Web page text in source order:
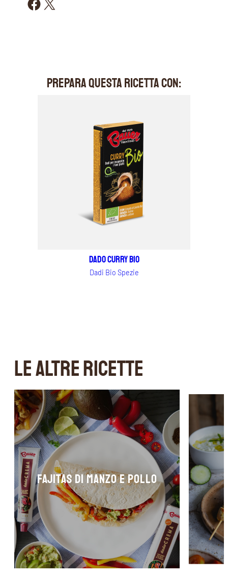
Condividi su Facebook Condividi su X
PREPARA QUESTA RICETTA CON:
Dado Curry BIO
Dadi Bio Spezie
LE ALTRE RICETTE
FAJITAS DI MANZO E POLLO